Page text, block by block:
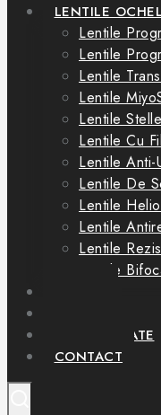
LENTILE
Lentile
Lentile
Lentile
Lentile
Lentile
Lentile Cu
Lentile Anti-
Lentile De
Lentile
Lentile
Lentile
Lentile
PARTENERIATE
CONTACT